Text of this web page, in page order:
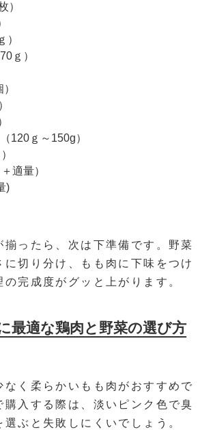
）
）
ｇ）
120ｇ～150g）
適量）
)
揃ったら、次は下準備です。野菜
に切り分け、もも肉に下味をつけ
の完成度がグッと上がります。
最適な鶏肉と野菜の選び方
なく柔らかいもも肉がおすすめで
購入する際は、淡いピンク色で臭
ぶと失敗しにくいでしょう。